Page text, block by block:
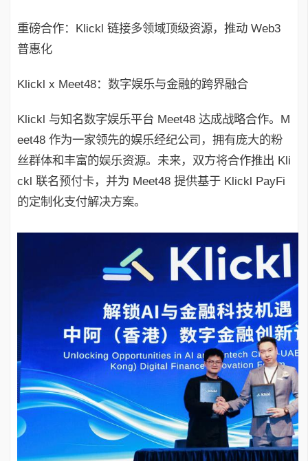
重磅合作：Klickl 链接多领域顶级资源，推动 Web3
普惠化
Klickl x Meet48：数字娱乐与金融的跨界融合
Klickl 与知名数字娱乐平台 Meet48 达成战略合作。M
eet48 作为一家领先的娱乐经纪公司，拥有庞大的粉
丝群体和丰富的娱乐资源。未来，双方将合作推出 Kli
ckl 联名预付卡，并为 Meet48 提供基于 Klickl PayFi
的定制化支付解决方案。